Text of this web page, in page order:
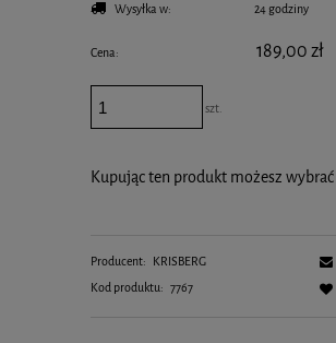
Wysyłka w:
24 godziny
Cena: 189,00 zł
szt.
Kupując ten produkt możesz wybrać
Producent: KRISBERG
Kod produktu: 7767